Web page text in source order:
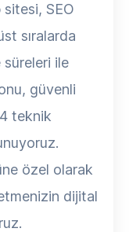
SEO
sıralarda
süreleri ile
güvenli
teknik
özel olarak
dijital